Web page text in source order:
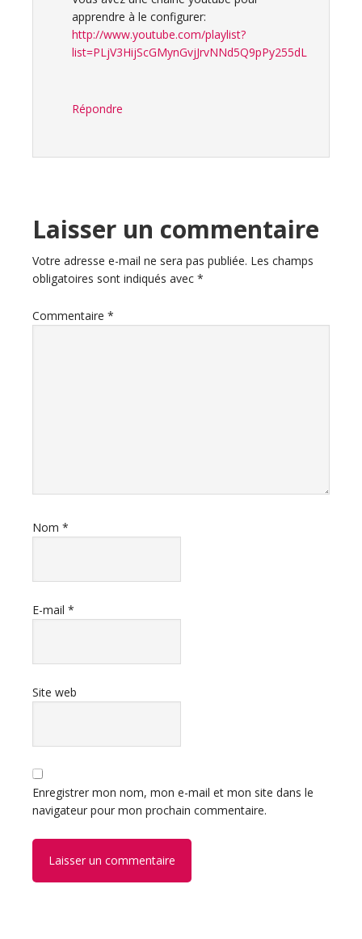
apprendre à le configurer:
http://www.youtube.com/playlist?
list=PLjV3HijScGMynGvjJrvNNd5Q9pPy255dL
Répondre
Laisser un commentaire
Votre adresse e-mail ne sera pas publiée. Les champs
obligatoires sont indiqués avec *
Commentaire *
Nom *
E-mail *
Site web
Enregistrer mon nom, mon e-mail et mon site dans le
navigateur pour mon prochain commentaire.